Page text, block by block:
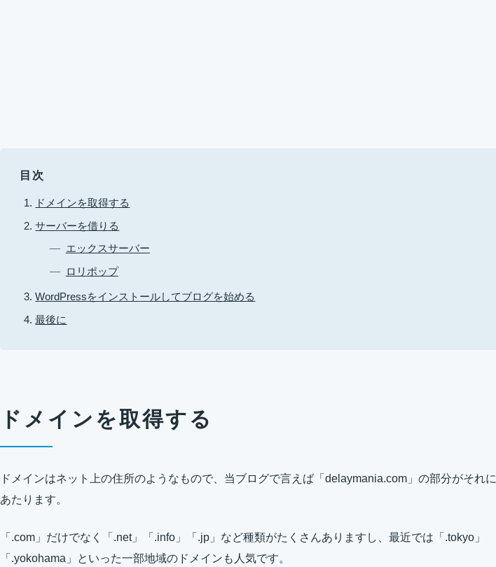
目次
ドメインを取得する
サーバーを借りる
エックスサーバー
ロリポップ
WordPressをインストールしてブログを始める
最後に
ドメインを取得する
ドメインはネット上の住所のようなもので、当ブログで言えば「delaymania.com」の部分がそれに
あたります。
「.com」だけでなく「.net」「.info」「.jp」など種類がたくさんありますし、最近では「.tokyo」
「.yokohama」といった一部地域のドメインも人気です。